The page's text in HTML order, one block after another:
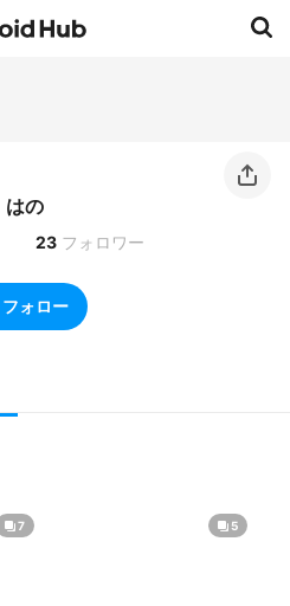
はの
23 フォロワー
フォロー
7 5